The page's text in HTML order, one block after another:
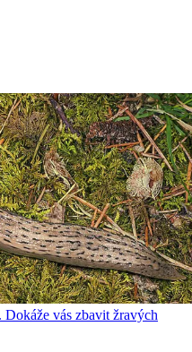
Dokáže vás zbavit žravých